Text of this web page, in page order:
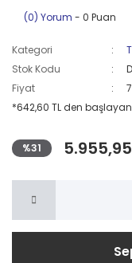
(0) Yorum - 0 Puan
Kategori
Stok Kodu
Fiyat
*642,60 TL den
%31